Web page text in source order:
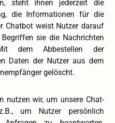
steht ihnen jederzeit die
die Informationen für die
Chatbot weist Nutzer darauf
sie die Nachrichten
dem Abbestellen der
Daten der Nutzer aus dem
gelöscht.
nutzen wir, um unsere Chat-
um Nutzer persönlich